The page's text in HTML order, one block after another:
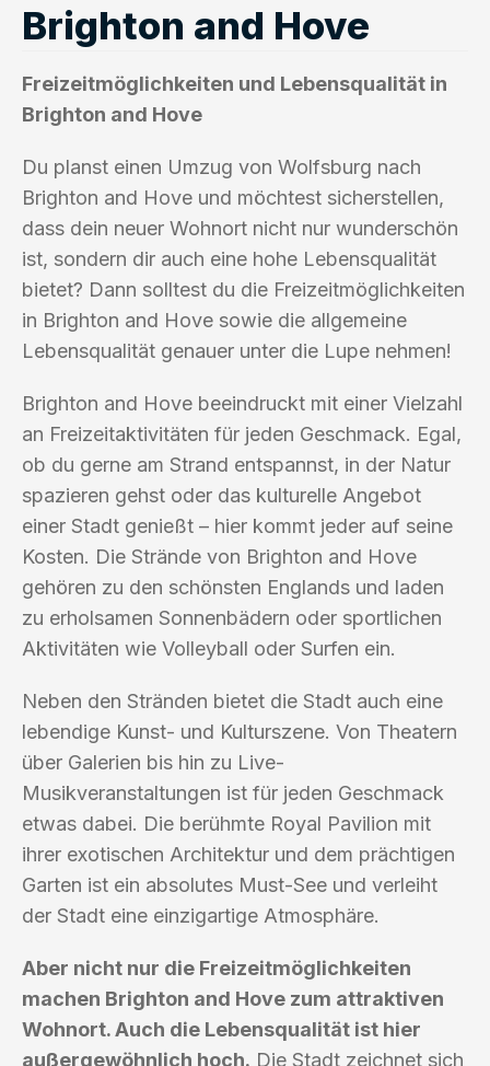
Brighton and Hove
Freizeitmöglichkeiten und Lebensqualität in
Brighton and Hove
Du planst einen Umzug von Wolfsburg nach
Brighton and Hove und möchtest sicherstellen,
dass dein neuer Wohnort nicht nur wunderschön
ist, sondern dir auch eine hohe Lebensqualität
bietet? Dann solltest du die Freizeitmöglichkeiten
in Brighton and Hove sowie die allgemeine
Lebensqualität genauer unter die Lupe nehmen!
Brighton and Hove beeindruckt mit einer Vielzahl
an Freizeitaktivitäten für jeden Geschmack. Egal,
ob du gerne am Strand entspannst, in der Natur
spazieren gehst oder das kulturelle Angebot
einer Stadt genießt – hier kommt jeder auf seine
Kosten. Die Strände von Brighton and Hove
gehören zu den schönsten Englands und laden
zu erholsamen Sonnenbädern oder sportlichen
Aktivitäten wie Volleyball oder Surfen ein.
Neben den Stränden bietet die Stadt auch eine
lebendige Kunst- und Kulturszene. Von Theatern
über Galerien bis hin zu Live-
Musikveranstaltungen ist für jeden Geschmack
etwas dabei. Die berühmte Royal Pavilion mit
ihrer exotischen Architektur und dem prächtigen
Garten ist ein absolutes Must-See und verleiht
der Stadt eine einzigartige Atmosphäre.
Aber nicht nur die Freizeitmöglichkeiten
machen Brighton and Hove zum attraktiven
Wohnort. Auch die Lebensqualität ist hier
außergewöhnlich hoch. Die Stadt zeichnet sich